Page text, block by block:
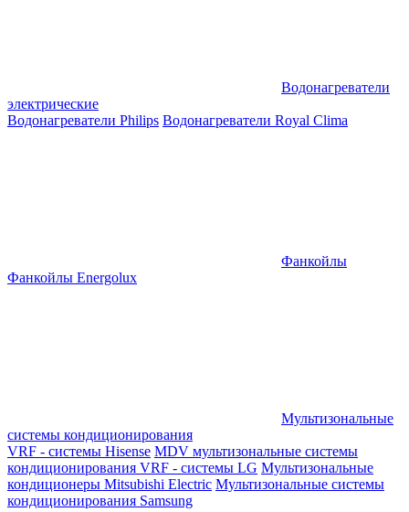
Водонагреватели
электрические
Водонагреватели Philips Водонагреватели Royal Clima
Фанкойлы
Фанкойлы Energolux
Мультизональные
системы кондиционирования
VRF - системы Hisense MDV мультизональные системы
кондиционирования VRF - системы LG Мультизональные
кондиционеры Mitsubishi Electric Мультизональные системы
кондиционирования Samsung